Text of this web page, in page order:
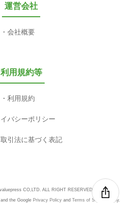
運営会社
会社概要
利用規約等
利用規約
バシーポリシー
引法に基づく表記
CO,LTD. ALL RIGHT RESERVED.
the Google Privacy Policyand Terms of Service apply.